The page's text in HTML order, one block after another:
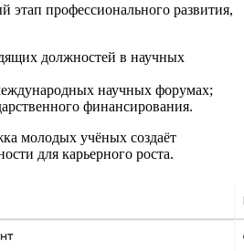
профессионального развития,
должностей в научных
научных форумах;
финансирования.
молодых учёных создаёт
для карьерного роста.